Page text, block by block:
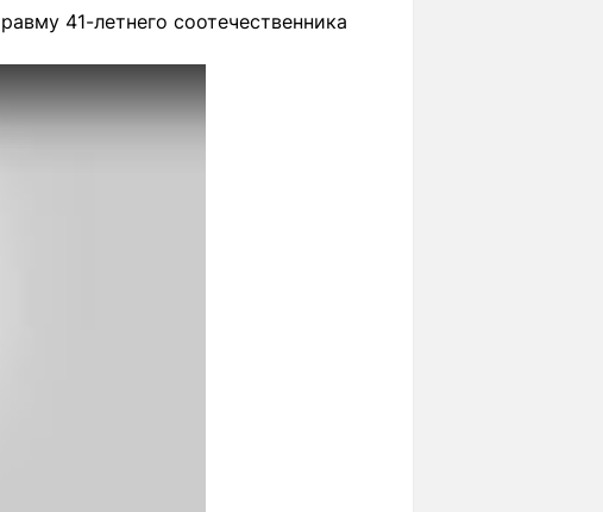
Мы в социальных сетях
41-летнего соотечественника